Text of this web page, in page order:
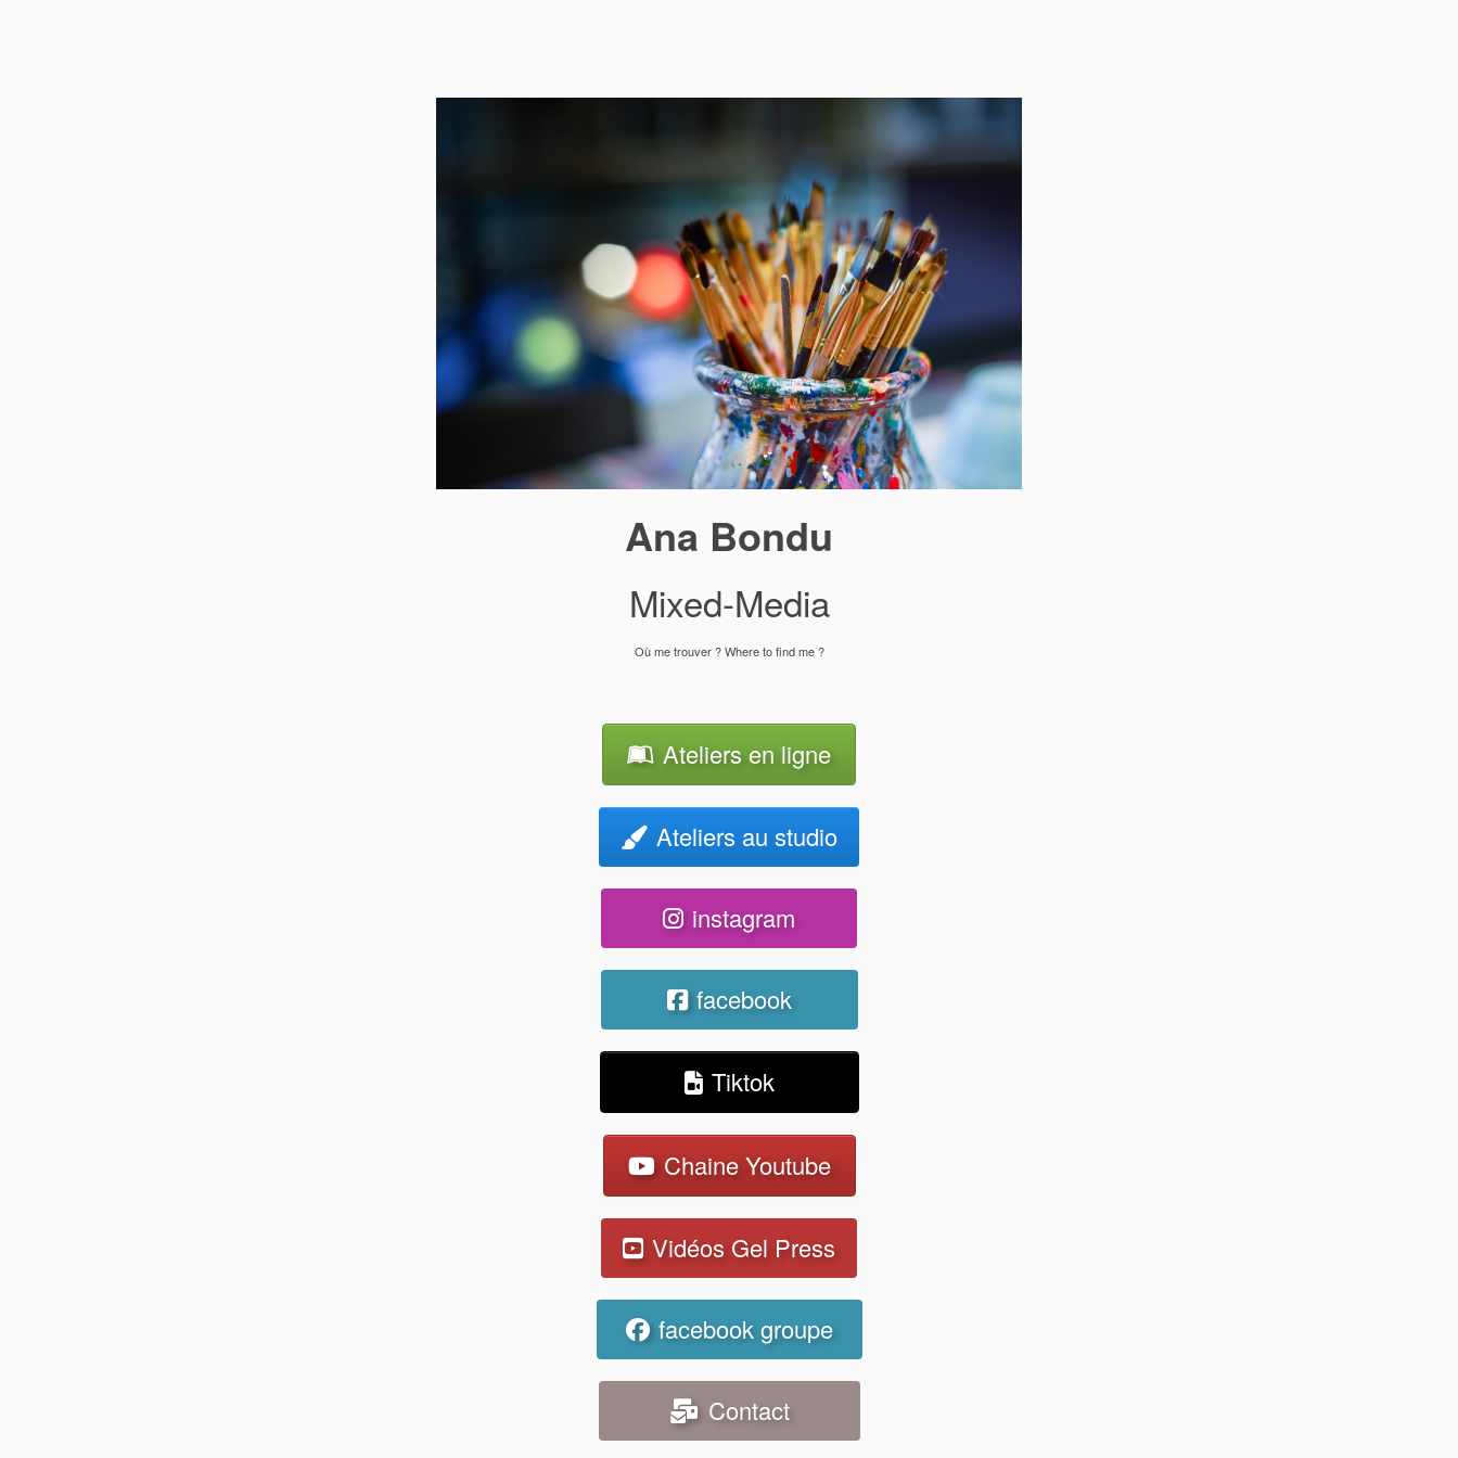
Ana Bondu
Mixed-Media
Où me trouver ? Where to find me ?
Ateliers en ligne
Ateliers au studio
instagram
facebook
Tiktok
Chaine Youtube
Vidéos Gel Press
facebook groupe
Contact